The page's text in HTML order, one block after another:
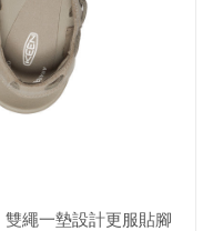
雙繩一墊設計更服貼腳